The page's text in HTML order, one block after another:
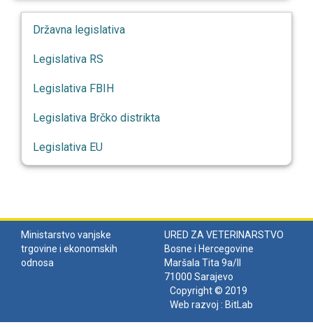
Državna legislativa
Legislativa RS
Legislativa FBIH
Legislativa Brčko distrikta
Legislativa EU
Ministarstvo vanjske
trgovine i ekonomskih
odnosa
URED ZA VETERINARSTVO
Bosne i Hercegovine
Maršala Tita 9a/II
71000 Sarajevo
Copyright © 2019
Web razvoj : BitLab